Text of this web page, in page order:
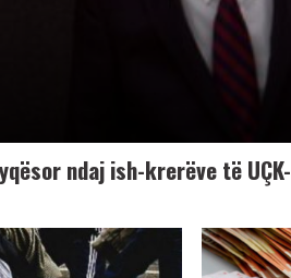
ndaj ish-krerëve të